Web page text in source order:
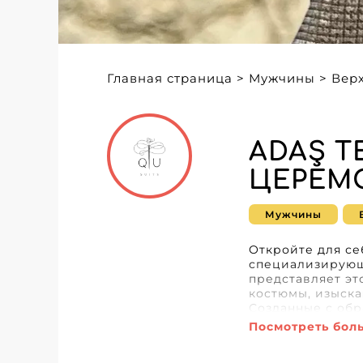
Главная страница > Мужчины >
ADAŞ
Мужчины
Откройте для
представляет
костюмы,
Созданные с
незаменимы для
Посмотреть